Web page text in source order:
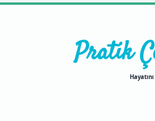
Pratik